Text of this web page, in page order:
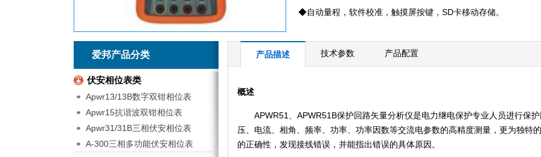
◆自动量程，软件校准，触摸屏按键，SD卡移动存储。
爱邦产品分类
伏安相位表类
Apwr13/13B数字双钳相位表
Apwr15抗谐波双钳相位表
Apwr31/31B三相伏安相位表
A-300三相多功能伏安相位表
产品描述 技术参数 产品配置
概述
APWR51 APWR51B保护回路矢量分析仪是电力继电保护专业人员进行保
压、电流、相角、频率、功率、功率因数等交流电参数的高精度测量，更为独特
的正确性，发现接线错误，并能指出错误的具体原因。